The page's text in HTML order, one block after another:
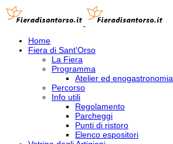
Home
Fiera di Sant'Orso
La Fiera
Programma
Atelier ed enogastronomia
Percorso
Info utili
Regolamento
Parcheggi
Punti di ristoro
Elenco espositori